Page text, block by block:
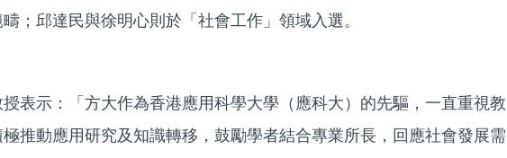
；邱達民與徐明心則於「社會工作」領域入選。
表示：「方大作為香港應用科學大學（應科大）的先驅，一直重視教
推動應用研究及知識轉移，鼓勵學者結合專業所長，回應社會發展需